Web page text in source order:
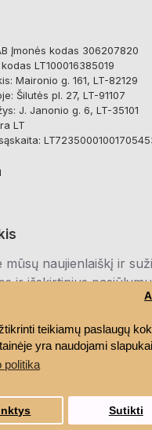
teikiamų paslaugų
yra naudojami slapukai
politika
Sutikti
Įmonės kodas 306207820
LT100016385019
Maironio g. 161, LT-82129
Šilutės pl. 27, LT-91107
J. Janonio g. 6, LT-35101
LT
mūsų naujienlaiškį ir
ir išskirtinius
sutinku su Privatumo politika
Visos teisės